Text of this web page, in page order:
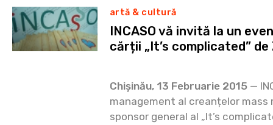
artă & cultură
INCASO vă invită la un
cărții „It’s complicated” de
Chișinău, 13 Februarie 2015 —
management al creanțelor mass
sponsor general al „It’s